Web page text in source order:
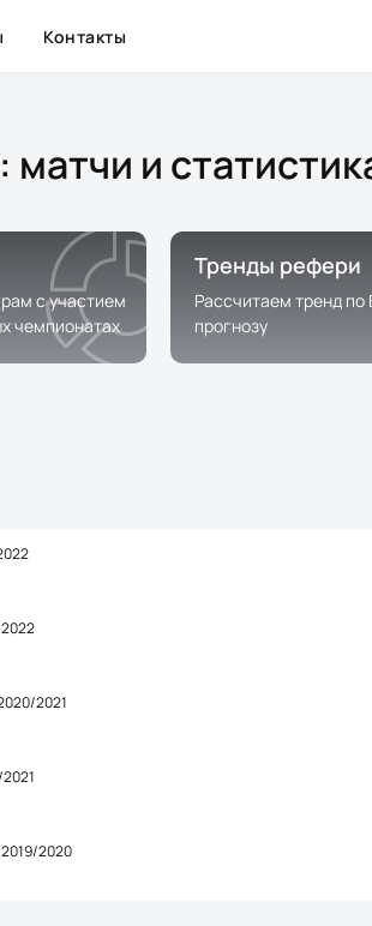
Контакты
и
с участием
чемпионатах
Тренды рефери
Рассчитаем тренд
прогнозу
2021
2020